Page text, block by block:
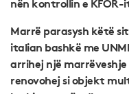
Marrë parasysh këtë
italian bashkë me
arrihej një
renovohej si objekt